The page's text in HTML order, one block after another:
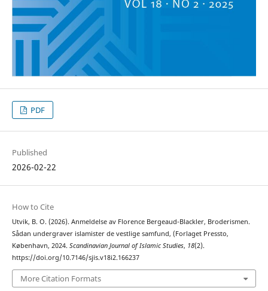
PDF
Published
2026-02-22
How to Cite
Utvik, B. O. (2026). Anmeldelse av Florence Bergeaud-Blackler, Broderismen.
Sådan undergraver islamister de vestlige samfund, (Forlaget Pressto,
København, 2024. Scandinavian Journal of Islamic Studies, 18(2).
https://doi.org/10.7146/sjis.v18i2.166237
More Citation Formats